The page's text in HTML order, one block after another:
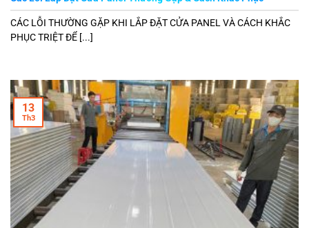
CÁC LỖI THƯỜNG GẶP KHI LẮP ĐẶT CỬA PANEL VÀ CÁCH KHẮC
PHỤC TRIỆT ĐỂ [...]
13
Th3